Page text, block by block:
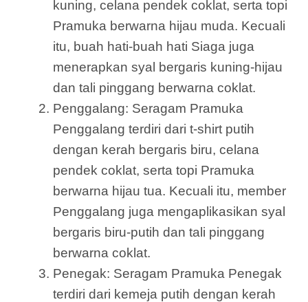
kuning, celana pendek coklat, serta topi
Pramuka berwarna hijau muda. Kecuali
itu, buah hati-buah hati Siaga juga
menerapkan syal bergaris kuning-hijau
dan tali pinggang berwarna coklat.
Penggalang: Seragam Pramuka
Penggalang terdiri dari t-shirt putih
dengan kerah bergaris biru, celana
pendek coklat, serta topi Pramuka
berwarna hijau tua. Kecuali itu, member
Penggalang juga mengaplikasikan syal
bergaris biru-putih dan tali pinggang
berwarna coklat.
Penegak: Seragam Pramuka Penegak
terdiri dari kemeja putih dengan kerah